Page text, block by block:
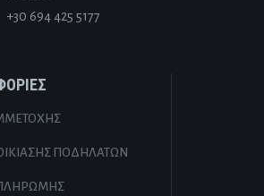
+30 694 425 5177
ΠΟΔΗΛΆΤΩΝ